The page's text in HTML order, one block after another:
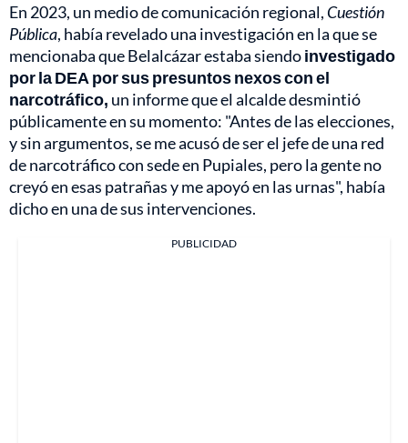
En 2023, un medio de comunicación regional, Cuestión
Pública, había revelado una investigación en la que se
mencionaba que Belalcázar estaba siendoinvestigado
por la DEA por sus presuntos nexos con el
narcotráfico, un informe que el alcalde desmintió
públicamente en su momento: "Antes de las elecciones,
y sin argumentos, se me acusó de ser el jefe de una red
de narcotráfico con sede en Pupiales, pero la gente no
creyó en esas patrañas y me apoyó en las urnas", había
dicho en una de sus intervenciones.
PUBLICIDAD